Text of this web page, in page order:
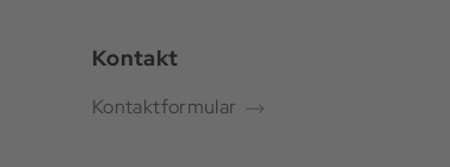
Kontakt
Kontaktformular